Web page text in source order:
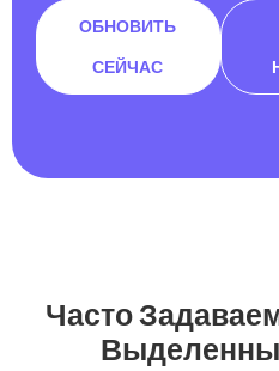
ОБНОВИТЬ
СЕЙЧАС
Часто